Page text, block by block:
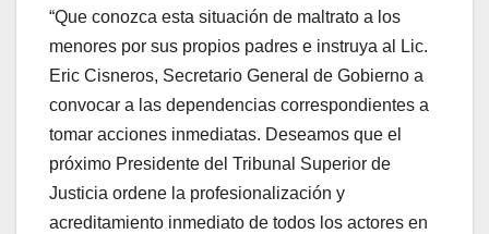
“Que conozca esta situación de maltrato a los
menores por sus propios padres e instruya al Lic.
Eric Cisneros, Secretario General de Gobierno a
convocar a las dependencias correspondientes a
tomar acciones inmediatas. Deseamos que el
próximo Presidente del Tribunal Superior de
Justicia ordene la profesionalización y
acreditamiento inmediato de todos los actores en